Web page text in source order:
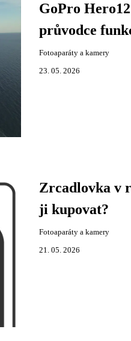
GoPro
průvodce
Fotoaparáty a kamery
23. 05. 2026
Zrcadlovka v
ji kupovat?
Fotoaparáty a kamery
21. 05. 2026